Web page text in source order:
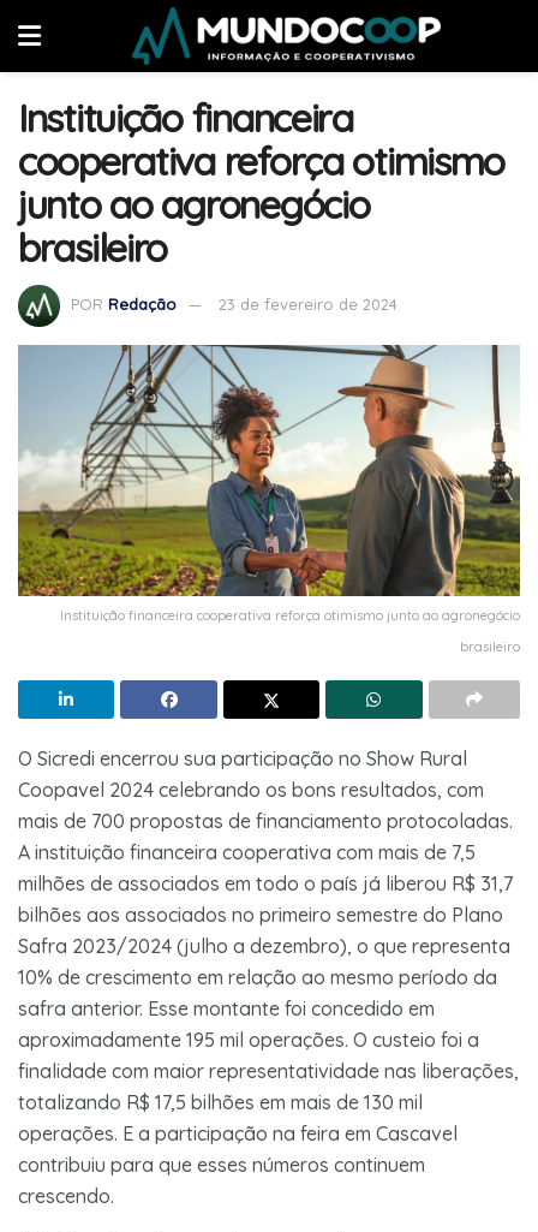
Instituição financeira
cooperativa reforça otimismo
junto ao agronegócio
brasileiro
POR Redação 23 de fevereiro de 2024
Instituição financeira cooperativa reforça otimismo junto ao agronegócio
brasileiro
O Sicredi encerrou sua participação no Show Rural
Coopavel 2024 celebrando os bons resultados, com
mais de 700 propostas de financiamento protocoladas.
A instituição financeira cooperativa com mais de 7,5
milhões de associados em todo o país já liberou R$ 31,7
bilhões aos associados no primeiro semestre do Plano
Safra 2023/2024 (julho a dezembro), o que representa
10% de crescimento em relação ao mesmo período da
safra anterior. Esse montante foi concedido em
aproximadamente 195 mil operações. O custeio foi a
finalidade com maior representatividade nas liberações,
totalizando R$ 17,5 bilhões em mais de 130 mil
operações. E a participação na feira em Cascavel
contribuiu para que esses números continuem
crescendo.